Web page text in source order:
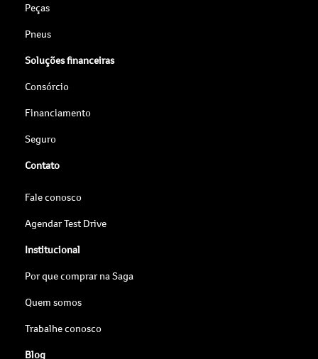
Peças
Pneus
Soluções financeiras
Consórcio
Financiamento
Seguro
Contato
Fale conosco
Agendar Test Drive
Institucional
Por que comprar na Saga
Quem somos
Trabalhe conosco
Blog